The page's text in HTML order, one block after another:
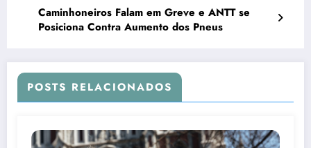
Caminhoneiros Falam em Greve e ANTT se
Posiciona Contra Aumento dos Pneus
POSTS RELACIONADOS